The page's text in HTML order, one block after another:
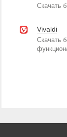
Скачать
Vivaldi
Скачать